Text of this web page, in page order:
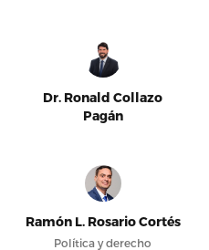
Dr. Ronald Collazo
Pagán
Ramón L. Rosario Cortés
Política y derecho